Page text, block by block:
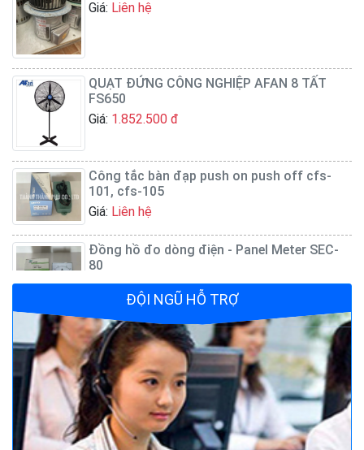
QUẠT ĐỨNG CÔNG NGHIỆP AFAN 8 TẤT
FS650
Giá:1.852.500 đ
Công tắc bàn đạp push on push off cfs-
101, cfs-105
Giá:Liên hệ
Đồng hồ đo dòng điện - Panel Meter SEC-
80
Giá:
Quạt đứng công nghiệp AFAN 7 tất FS650
Giá:1.720.500 đ
ĐỘI NGŨ HỖ TRỢ